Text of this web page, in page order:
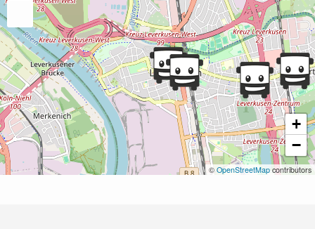
+
−
© OpenStreetMapcontributors